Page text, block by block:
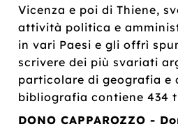
Vicenza e poi di Thiene,
attività politica e
in vari Paesi e gli offrì
scrivere dei più svariati
particolare di geografia e
bibliografia contiene 434
DONO CAPPAROZZO -